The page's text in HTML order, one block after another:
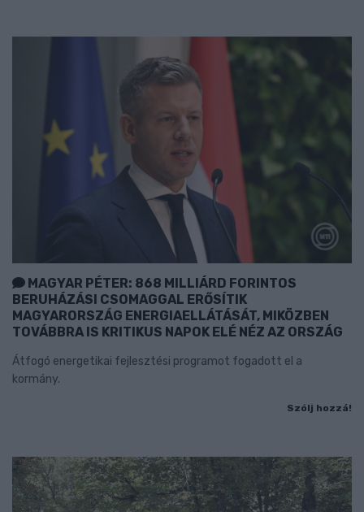
MAGYAR PÉTER: 868 MILLIÁRD FORINTOS
BERUHÁZÁSI CSOMAGGAL ERŐSÍTIK
MAGYARORSZÁG ENERGIAELLÁTÁSÁT, MIKÖZBEN
TOVÁBBRA IS KRITIKUS NAPOK ELÉ NÉZ AZ ORSZÁG
Átfogó energetikai fejlesztési programot fogadott el a
kormány.
Szólj hozzá!